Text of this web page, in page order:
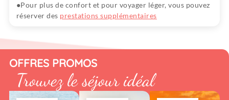
Pour plus de confort et pour voyager léger, vous pouvez
réserver des prestations supplémentaires
OFFRES PROMOS
Trouvez le séjour idéal